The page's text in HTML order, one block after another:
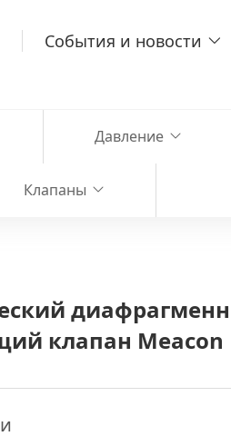
События и новости
Давление
Клапаны
клапан Meacon